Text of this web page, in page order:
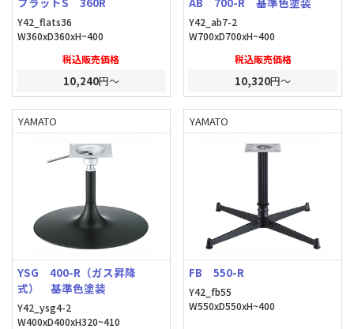
Y42_flats36
W360xD360xH~400
税込販売価格
10,240円～
Y42_ab7-2
W700xD700xH~400
税込販売価格
10,320円～
YAMATO
YSG 400-R（ガス昇降
式） 基準色塗装
Y42_ysg4-2
W400xD400xH320~410
YAMATO
FB 550-R
Y42_fb55
W550xD550xH~400